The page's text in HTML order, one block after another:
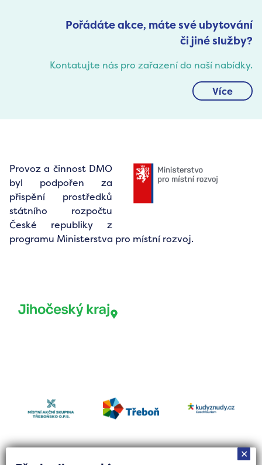
Pořádáte akce, máte své ubytování
či jiné služby?
Kontatujte nás pro zařazení do naší nabídky.
Více
Provoz a činnost DMO
byl podpořen za
přispění prostředků
státního rozpočtu
České republiky z
programu Ministerstva pro místní rozvoj.
✕